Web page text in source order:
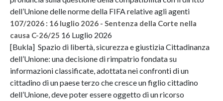
dell’Unione delle norme della FIFA relative agli agenti
107/2026 : 16 luglio 2026 - Sentenza della Corte nella
causa C-26/25 16 Luglio 2026
[Bukla] Spazio di libertà, sicurezza e giustizia Cittadinanza
dell’Unione: una decisione di rimpatrio fondata su
informazioni classificate, adottata nei confronti di un
cittadino di un paese terzo che cresce un figlio cittadino
dell’Unione, deve poter essere oggetto di un ricorso